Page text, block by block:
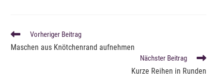
WEITERE
ARTIKEL
ANSEHEN
Vorheriger Beitrag
Maschen aus Knötchenrand aufnehmen
Nächster Beitrag
Kurze Reihen in Runden